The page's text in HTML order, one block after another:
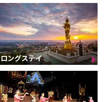
ロングステイ